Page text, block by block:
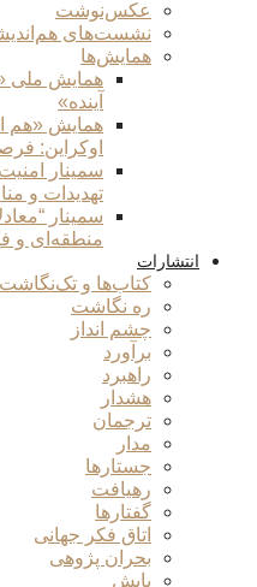
عکس‌نوشت
نشست‌های
همایش‌ها
همایش ملی
آینده»
همایش «هم
اوکراین:
سمینار
تهدیدات و
سمینار
منطقه‌ای و
انتشارات
کتاب‌ها و
ره نگاشت
چشم انداز
برآورد
راهبرد
هشدار
ترجمان
مدار
جستارها
رهیافت
گفتارها
اتاق فکر جهانی
بحران پژوهی
پایش